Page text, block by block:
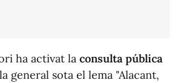
ha activat la consulta pública
general sota el lema "Alacant,